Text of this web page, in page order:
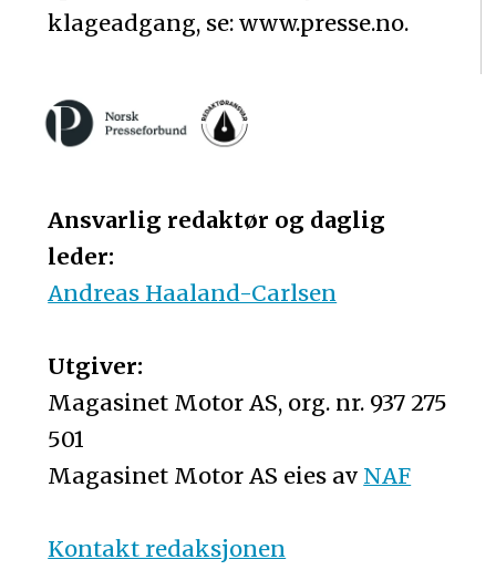
klageadgang, se: www.presse.no.
Ansvarlig redaktør og daglig
leder:
Andreas Haaland-Carlsen
Utgiver:
Magasinet Motor AS, org. nr. 937 275
501
Magasinet Motor AS eies av NAF
Kontakt redaksjonen